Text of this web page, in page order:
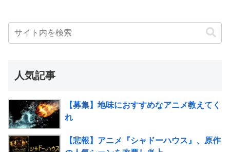
人気記事
【募集】地味におすすめなアニメ教えてく
れ
【悲報】アニメ『シャドーハウス』、原作